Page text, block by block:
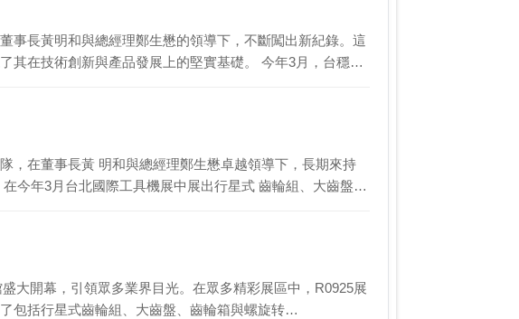
長黃明和與總經理鄭生懋的領導下，不斷闖出新紀錄。這
其在技術創新與產品發展上的堅實基礎。 今年3月，台穩
，在董事長黃 明和與總經理鄭生懋卓越領導下，長期來持
今年3月台北國際工具機展中展出行星式 齒輪組、大齒盤…
大開幕，引領眾多業界目光。在眾多精彩展區中，R0925展
包括行星式齒輪組、大齒盤、齒輪箱與螺旋转…